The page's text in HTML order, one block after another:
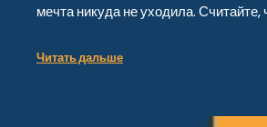
мечта никуда не уходила. Считайте,
Читать дальше